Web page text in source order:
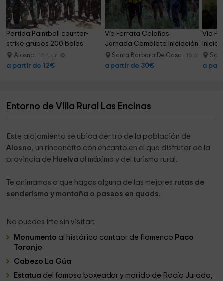
Partida Paintball counter-
strike grupos 200 bolas
Alosno 12.4 km
a partir de 12€
Vía Ferrata Calañas
Jornada Completa Iniciación
Santa Barbara De Casa 16.6 km
a partir de 30€
Vía
a
Entorno de Villa Rural Las Encinas
Este alojamiento se ubica dentro de la población de
Alosno, un rinconcito con encanto en el que disfrutar de la
provincia de Huelva al máximo y del turismo rural.
Te animamos a que hagas alguna de las mejores rutas de
senderismo y montaña o paseos en quads.
No puedes irte sin visitar:
Monumento al histórico cantaor de flamenco Paco
Toronjo
Cabezo La Gúa
Estatua del famoso boxeador y marido de Rocío Jurado,